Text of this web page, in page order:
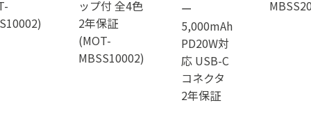
ップ付 全4色
2年保証
(MOT-
MBSS10002)
ー
5,000mAh
PD20W対
応 USB-C
コネクタ
2年保証